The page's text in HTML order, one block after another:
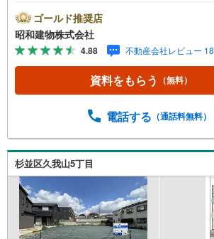
西荻窪に創業44年、地域密着の不動
購入、買換えには、不安がつきもの。
ーンはもちろん地域密着だからこその
案いたします。 お気軽にご相談、ご来社頂ける会社で
す。スタッフ一同、心よりお待ちしており
地、同じ建物は存在しません。唯一
意もございます。 ご家族で楽しくご
営業時間: 9:00 - 20:00
ゴールド推奨店
昭和建物株式会社
4.88 不動産会社レビュー
資料をもらう （無料）
電話する （通話料無料）
杉並区久我山5丁目